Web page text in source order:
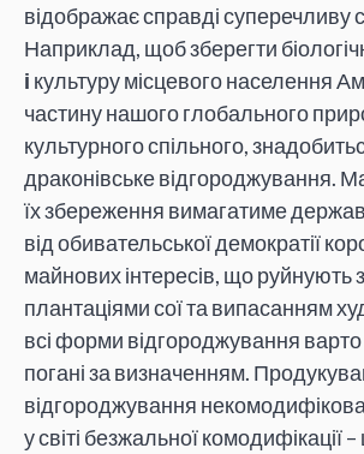
відображає справді суперечливу
Наприклад, щоб зберегти
і культуру місцевого населення
частину нашого глобального
культурного спільного,
драконівське відгороджування.
їх збереження вимагатиме
від обивательської демократії
майнових інтересів, що руйнують
плантаціями сої та випасанням
всі форми відгороджування варто
погані за визначенням.
відгороджування
у світі безжальної комодифікації